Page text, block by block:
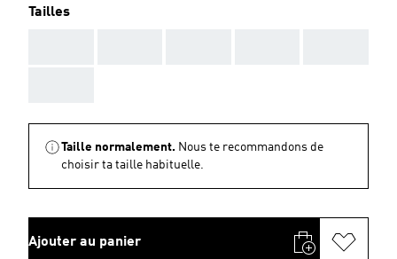
Tailles
Taille normalement. Nous te recommandons de
choisir ta taille habituelle.
Ajouter au panier